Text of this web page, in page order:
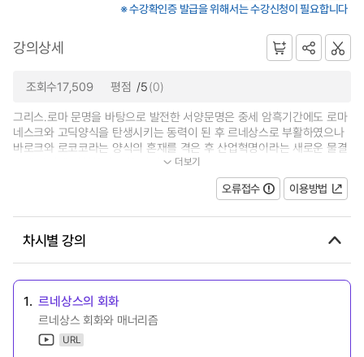
※ 수강확인증 발급을 위해서는 수강신청이 필요합니다
강의상세
조회수17,509 평점 /5(0)
그리스․로마 문명을 바탕으로 발전한 서양문명은 중세 암흑기간에도 로마
네스크와 고딕양식을 탄생시키는 동력이 된 후 르네상스로 부활하였으나
바로크와 로코코라는 양식의 혼재를 격은 후 산업혁명이라는 새로운 물결
속에 과거에 경험하지 못한 격변... 더보기
오류접수 이용방법
차시별 강의
1. 르네상스의 회화
르네상스 회화와 매너리즘
URL